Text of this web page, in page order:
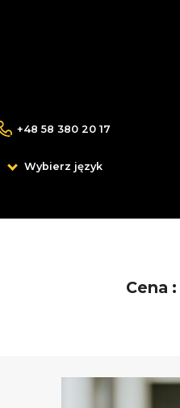
+48 58 380 20 17
Wybierz język
Cena :